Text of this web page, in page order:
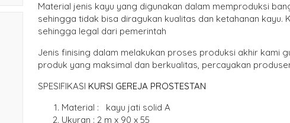
Material jenis kayu yang digunakan dalam memproduksi
sehingga tidak bisa diragukan kualitas dan ketahanan
sehingga legal dari pemerintah
Jenis finising dalam melakukan proses produksi akhir kami
produk yang maksimal dan berkualitas, percayakan
SPESIFIKASI KURSI GEREJA PROSTESTAN
Material : kayu jati solid A
Ukuran : 2 m x 90 x 55